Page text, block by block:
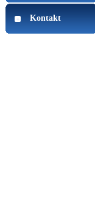
Kontakt